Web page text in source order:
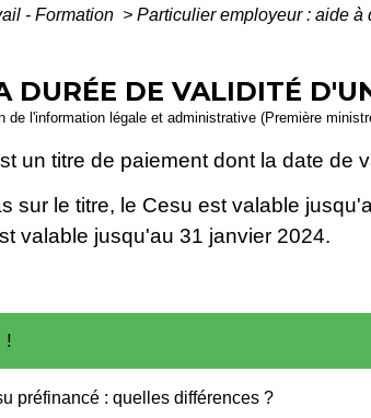
- Formation > Particulier employeur : aide
DURÉE DE VALIDITÉ
de l'information légale et administrative (Première
un titre de paiement dont la date de
sur le titre, le Cesu est valable
valable jusqu'au 31 janvier 2024.
!
préfinancé : quelles différences ?